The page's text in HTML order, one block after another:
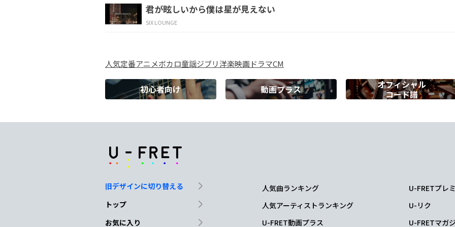
いま この胸 の奥で 叫んでる
愛され る明日を 夢見 る
も
A
う
D
この
G
心 ぜんぶあ
A
なたのも
G
の
あなただけ
D
「 バカだ
君が眩しいから僕は星が見えない
SIX LOUNGE
人気定番アニメボカロ童謡ジブリ洋楽映画ドラマCM
初心者向け 動画プラス
オフィシャル
コード譜
旧デザインに切り替える
トップ
お気に入り
人気曲ランキング
人気アーティストランキング
U-FRET動画プラス
U-FRETプレ
U-リク
U-FRETマガ